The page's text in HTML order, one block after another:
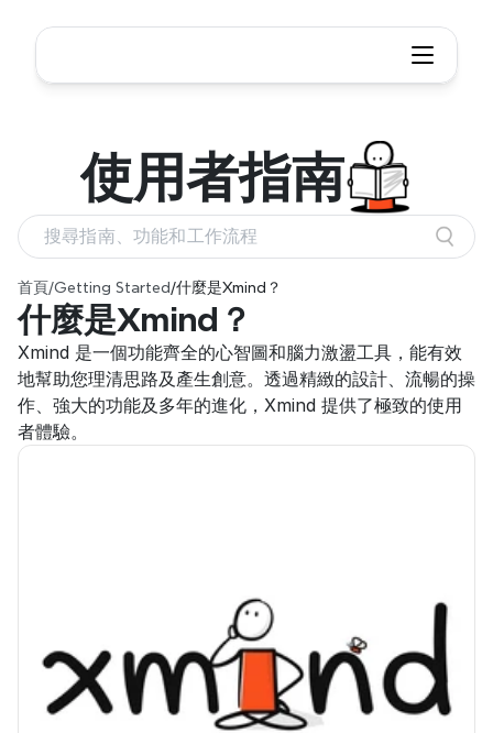
首頁 /Getting Started /什麼是Xmind？
什麼是Xmind？
Xmind 是一個功能齊全的心智圖和腦力激盪工具，能有效
地幫助您理清思路及產生創意。透過精緻的設計、流暢的操
作、強大的功能及多年的進化，Xmind 提供了極致的使用
者體驗。
使用者指南
搜尋指南、功能和工作流程